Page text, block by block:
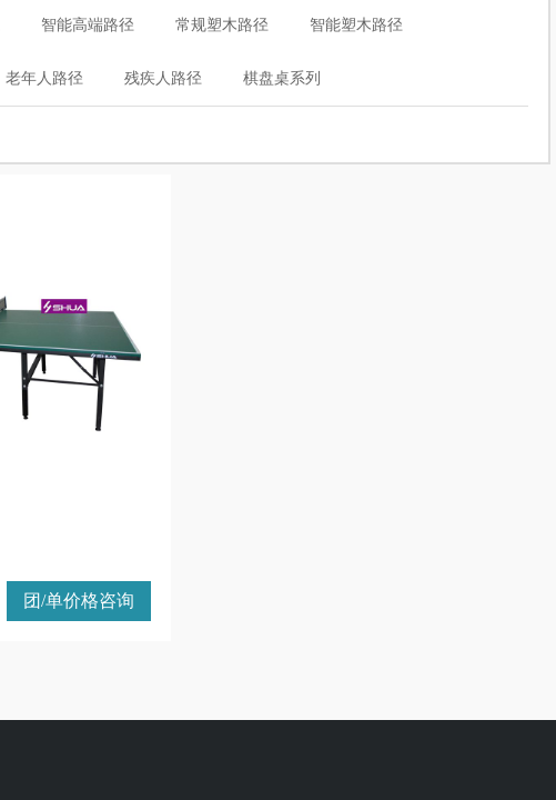
智能高端路径 常规塑木路径 智能塑木路径
老年人路径 残疾人路径 棋盘桌系列
团/单价格咨询